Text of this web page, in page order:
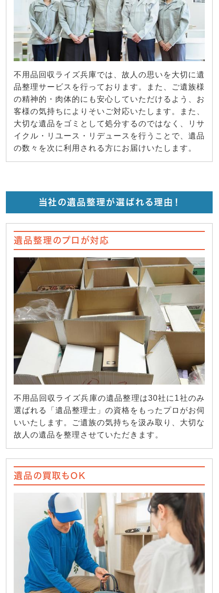
不用品回収ライズ兵庫では、故人の思いを大切に遺
品整理サービスを行っております。また、ご遺族様
の精神的・肉体的にも安心していただけるよう、お
客様の気持ちによりそいご対応いたします。また、
大切な遺品をゴミとして処分するのではなく、リサ
イクル・リユース・リデュースを行うことで、遺品
の数々を次に利用される方にお届けいたします。
当社の遺品整理が選ばれる理由！
遺品整理のプロが対応
不用品回収ライズ兵庫の遺品整理は30社に1社のみ
選ばれる「遺品整理士」の資格をもったプロがお伺
いいたします。ご遺族の気持ちを汲み取り、大切な
故人の遺品を整理させていただきます。
遺品の買取もOK